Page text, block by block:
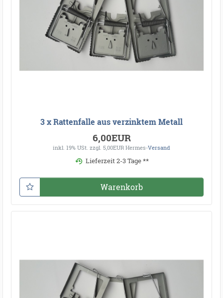
3 x Rattenfalle aus verzinktem Metall
6,00EUR
inkl. 19% USt. zzgl. 5,00EUR Hermes-Versand
Lieferzeit 2-3 Tage **
Warenkorb